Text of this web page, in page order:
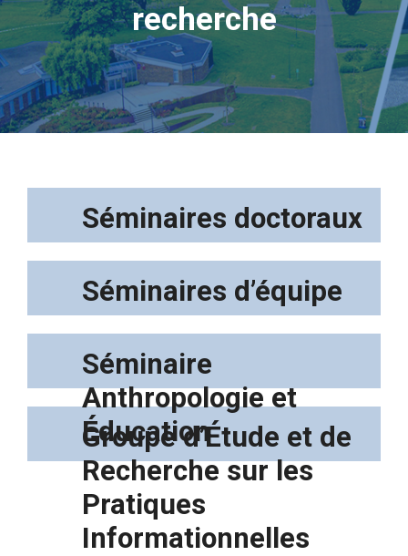
recherche
Séminaires doctoraux
Séminaires d’équipe
Séminaire
Anthropologie et
Éducation
Groupe d’Étude et de
Recherche sur les
Pratiques
Informationnelles